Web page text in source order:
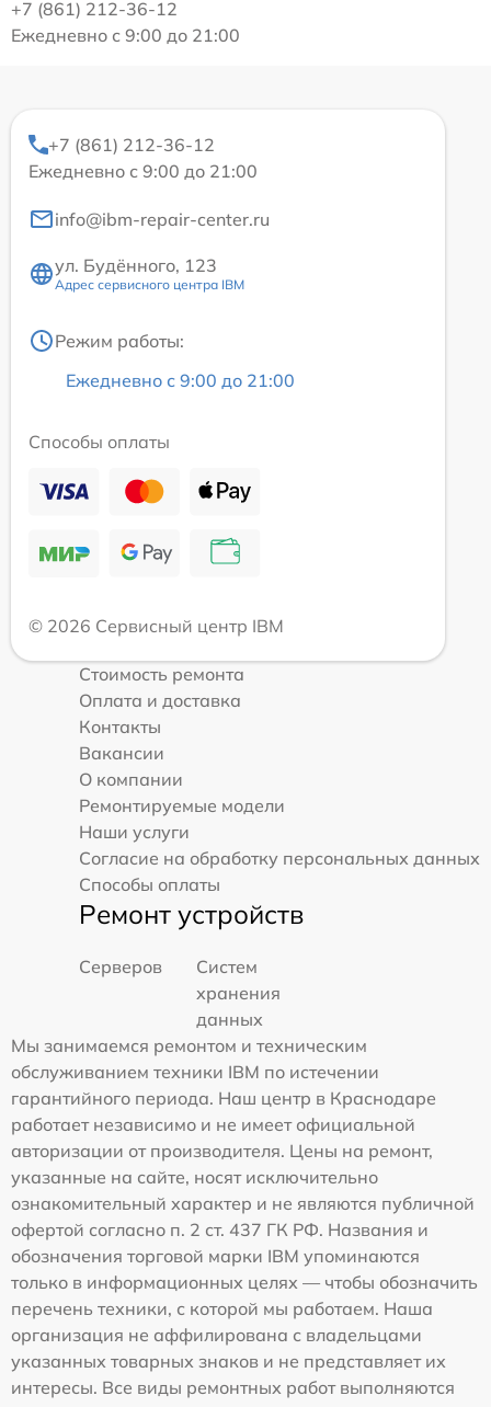
+7 (861) 212-36-12
Ежедневно с 9:00 до 21:00
+7 (861) 212-36-12
Ежедневно с 9:00 до 21:00
info@ibm-repair-center.ru
ул. Будённого, 123
Адрес сервисного центра IBM
Режим работы:
Ежедневно с 9:00 до 21:00
Способы оплаты
© 2026 Сервисный центр IBM
Стоимость ремонта
Оплата и доставка
Контакты
Вакансии
О компании
Ремонтируемые модели
Наши услуги
Согласие на обработку персональных данных
Способы оплаты
Ремонт устройств
Серверов
Систем
хранения
данных
Мы занимаемся ремонтом и техническим
обслуживанием техники IBM по истечении
гарантийного периода. Наш центр в Краснодаре
работает независимо и не имеет официальной
авторизации от производителя. Цены на ремонт,
указанные на сайте, носят исключительно
ознакомительный характер и не являются публичной
офертой согласно п. 2 ст. 437 ГК РФ. Названия и
обозначения торговой марки IBM упоминаются
только в информационных целях — чтобы обозначить
перечень техники, с которой мы работаем. Наша
организация не аффилирована с владельцами
указанных товарных знаков и не представляет их
интересы. Все виды ремонтных работ выполняются